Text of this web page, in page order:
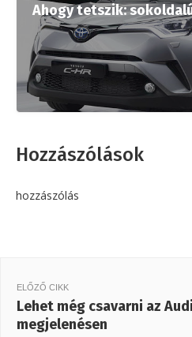
Ahogy tetszik:
Hozzászólások
hozzászólás
ELŐZŐ CIKK
Lehet még csavarni az
megjelenésen